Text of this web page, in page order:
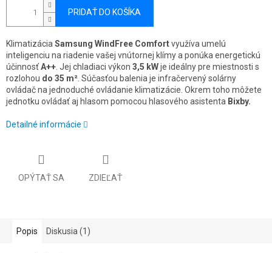
PRIDAŤ DO KOŠÍKA
KlimatizáciaSamsung WindFree Comfortvyužíva umelú
inteligenciu na riadenie vašej vnútornej klímy a ponúka energetickú
účinnosťA++. Jej chladiaci výkon 3,5 kWje ideálny pre miestnosti s
rozlohou do 35 m². Súčasťou balenia je infračervený solárny
ovládač na jednoduché ovládanie klimatizácie. Okrem toho môžete
jednotku ovládať aj hlasom pomocou hlasového asistenta Bixby.
Detailné informácie
OPÝTAŤ SA ZDIEĽAŤ
Popis Diskusia (1)